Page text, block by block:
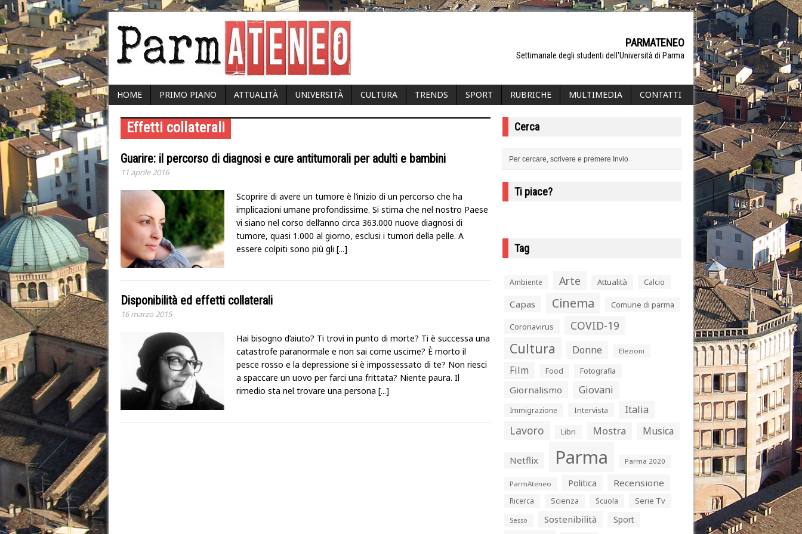
PARMATENEO
Settimanale degli studenti dell'Università di Parma
HOME PRIMO PIANO ATTUALITÀ UNIVERSITÀ CULTURA TRENDS SPORT RUBRICHE MULTIMEDIA CONTATTI
Effetti collaterali
Guarire: il percorso di diagnosi e cure antitumorali per adulti e bambini
11 aprile 2016
Scoprire di avere un tumore è l’inizio di un percorso che ha
implicazioni umane profondissime. Si stima che nel nostro Paese
vi siano nel corso dell’anno circa 363.000 nuove diagnosi di
tumore, quasi 1.000 al giorno, esclusi i tumori della pelle. A
essere colpiti sono più gli [...]
Disponibilità ed effetti collaterali
16 marzo 2015
Hai bisogno d’aiuto? Ti trovi in punto di morte? Ti è successa una
catastrofe paranormale e non sai come uscirne? È morto il
pesce rosso e la depressione si è impossessato di te? Non riesci
a spaccare un uovo per farci una frittata? Niente paura. Il
rimedio sta nel trovare una persona [...]
Cerca
Ti piace?
Tag
Ambiente Arte Attualità Calcio
Capas Cinema Comune di parma
Coronavirus COVID-19
Cultura Donne Elezioni
Film Food Fotografia
Giornalismo Giovani
Immigrazione Intervista Italia
Lavoro Libri Mostra Musica
Netflix Parma Parma 2020
ParmAteneo Politica Recensione
Ricerca Scienza Scuola Serie Tv
Sesso Sostenibilità Sport